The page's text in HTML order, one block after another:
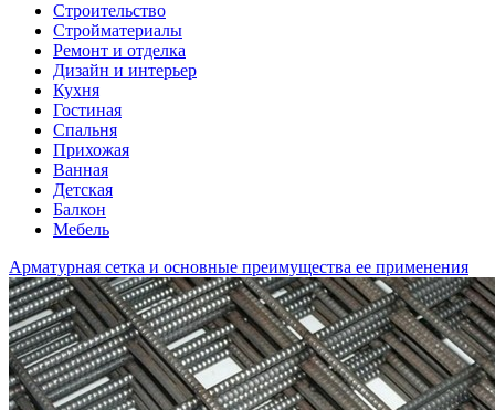
Строительство
Стройматериалы
Ремонт и отделка
Дизайн и интерьер
Кухня
Гостиная
Спальня
Прихожая
Ванная
Детская
Балкон
Мебель
Арматурная сетка и основные преимущества ее применения